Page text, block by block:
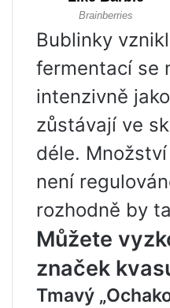
Bublinky
fermentací se
intenzivně
zůstávají ve
déle.
není
rozhodně by
Můžete
značek
Tmavý